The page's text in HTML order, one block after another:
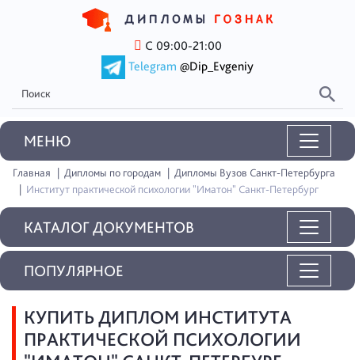
С 09:00-21:00
Telegram @Dip_Evgeniy
MEНЮ
Главная Дипломы по городам
Дипломы Вузов Санкт-Петербурга
Институт практической психологии "Иматон" Санкт-Петербург
КАТАЛОГ ДОКУМЕНТОВ
КУПИТЬ ДИПЛОМ ИНСТИТУТА
ПРАКТИЧЕСКОЙ ПСИХОЛОГИИ
ПОПУЛЯРНОЕ